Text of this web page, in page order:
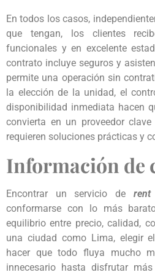
En todos los casos,
que tengan, los clientes
funcionales y en excelente
contrato incluye seguros y
permite una operación sin
la elección de la unidad, el
disponibilidad inmediata hacen
convierta en un proveedor
requieren soluciones prácticas y
Información de
Encontrar un servicio de
conformarse con lo más
equilibrio entre precio, calidad,
una ciudad como Lima, elegir
hacer que todo fluya mucho
innecesario hasta disfrutar